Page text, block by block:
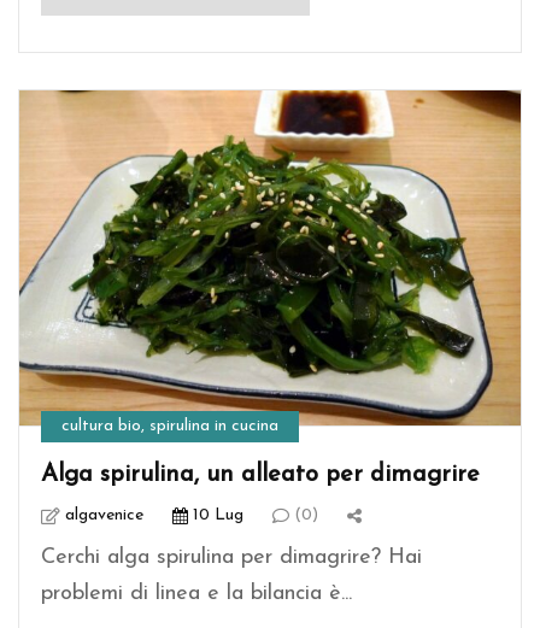
cultura bio, spirulina in cucina
Alga spirulina, un alleato per dimagrire
algavenice 10 Lug (0)
Cerchi alga spirulina per dimagrire? Hai
problemi di linea e la bilancia è...